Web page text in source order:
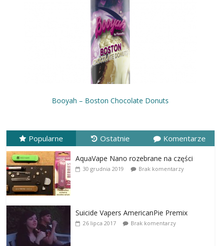
Booyah – Boston Chocolate Donuts
Popularne Ostatnie Komentarze
AquaVape Nano rozebrane na części
30 grudnia 2019 Brak komentarzy
Suicide Vapers AmericanPie Premix
26 lipca 2017 Brak komentarzy